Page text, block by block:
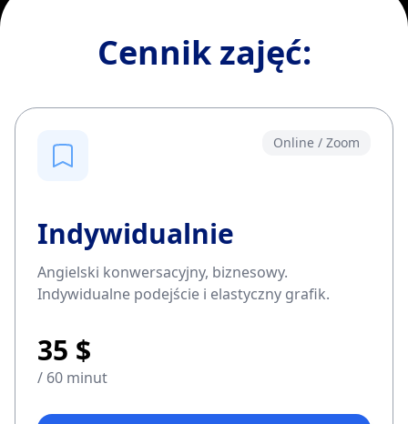
EN RU PL CS
Cennik zajęć:
Online / Zoom
Indywidualnie
Angielski konwersacyjny, biznesowy.
Indywidualne podejście i elastyczny grafik.
35 $
/ 60 minut